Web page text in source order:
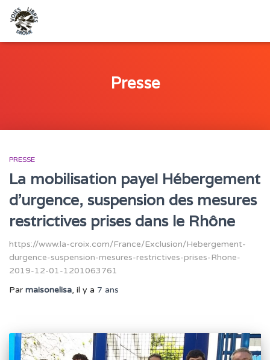
Presse
PRESSE
La mobilisation paye! Hébergement
d’urgence, suspension des mesures
restrictives prises dans le Rhône
https://www.la-croix.com/France/Exclusion/Hebergement-
durgence-suspension-mesures-restrictives-prises-Rhone-
2019-12-01-1201063761
Par maisonelisa, il y a 7 ans